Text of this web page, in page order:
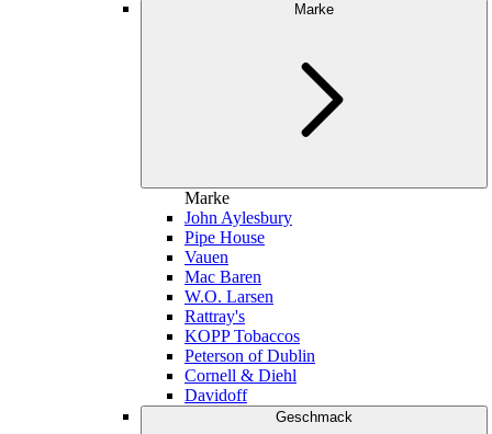
Marke
Marke
John Aylesbury
Pipe House
Vauen
Mac Baren
W.O. Larsen
Rattray's
KOPP Tobaccos
Peterson of Dublin
Cornell & Diehl
Davidoff
Geschmack